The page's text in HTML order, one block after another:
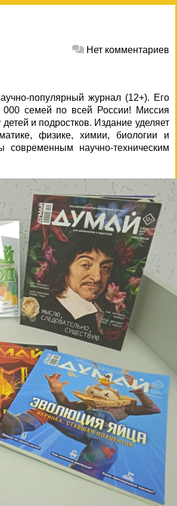
Нет комментариев
популярный журнал (12+). Его
семей по всей России! Миссия
и подростков. Издание уделяет
физике, химии, биологии и
научно-техническим